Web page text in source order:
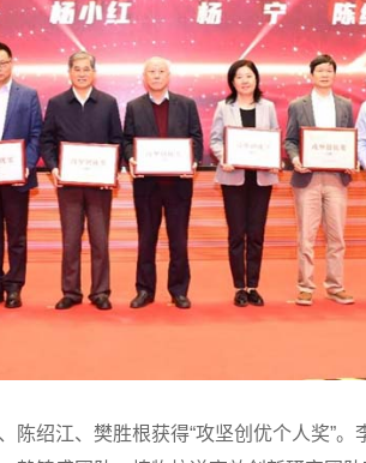
绍江、樊胜根获得“攻坚创优个人奖”。